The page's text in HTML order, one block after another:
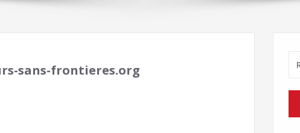
sans-frontieres.org